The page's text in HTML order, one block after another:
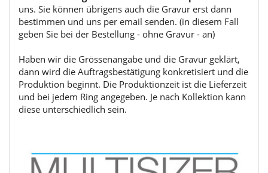
uns. Sie können übrigens auch die Gravur erst dann
bestimmen und uns per email senden. (in diesem Fall
geben Sie bei der Bestellung - ohne Gravur - an)
Haben wir die Grössenangabe und die Gravur geklärt,
dann wird die Auftragsbestätigung konkretisiert und die
Produktion beginnt. Die Produktionzeit ist die Lieferzeit
und bei jedem Ring angegeben. Je nach Kollektion kann
diese unterschiedlich sein.